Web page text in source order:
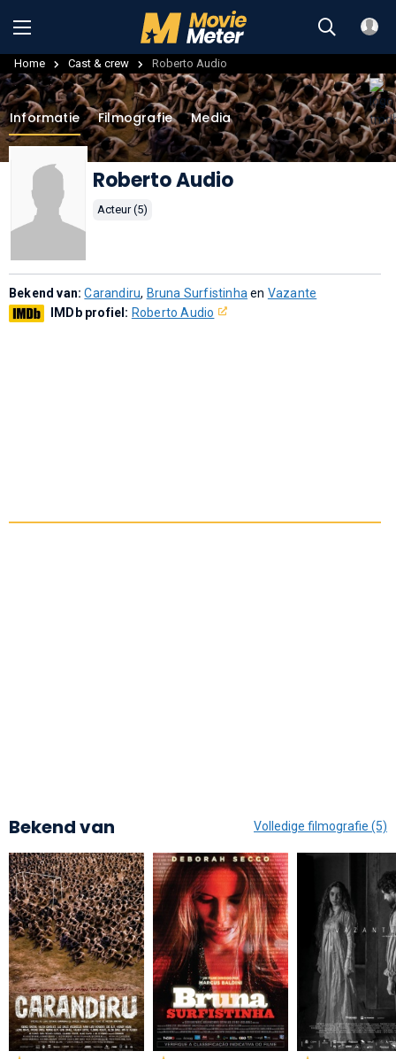
Home Cast & crew Roberto Audio
Informatie Filmografie Media
Roberto Audio
Acteur (5)
Bekend van:Carandiru, Bruna Surfistinhaen Vazante
IMDb profiel: Roberto Audio
Bekend van Volledige filmografie (5)